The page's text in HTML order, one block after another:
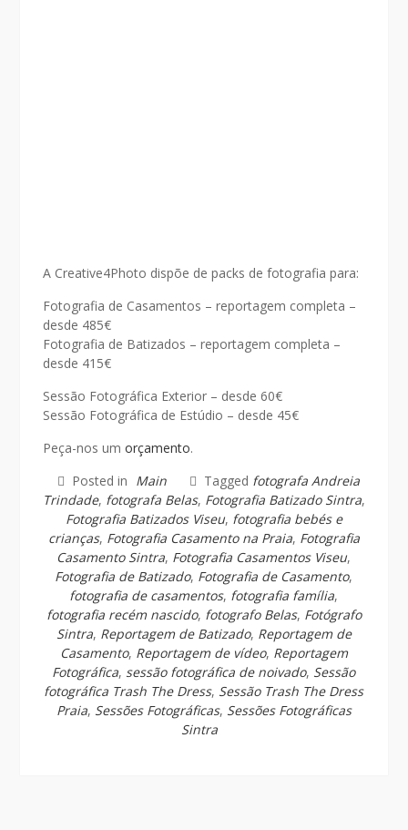
A Creative4Photo dispõe de packs de fotografia para:
Fotografia de Casamentos – reportagem completa –
desde 485€
Fotografia de Batizados – reportagem completa –
desde 415€
Sessão Fotográfica Exterior – desde 60€
Sessão Fotográfica de Estúdio – desde 45€
Peça-nos um orçamento.
Posted in Main Tagged fotografa Andreia
Trindade, fotografa Belas, Fotografia Batizado Sintra,
Fotografia Batizados Viseu, fotografia bebés e
crianças, Fotografia Casamento na Praia, Fotografia
Casamento Sintra, Fotografia Casamentos Viseu,
Fotografia de Batizado, Fotografia de Casamento,
fotografia de casamentos, fotografia família,
fotografia recém nascido, fotografo Belas, Fotógrafo
Sintra, Reportagem de Batizado, Reportagem de
Casamento, Reportagem de vídeo, Reportagem
Fotográfica, sessão fotográfica de noivado, Sessão
fotográfica Trash The Dress, Sessão Trash The Dress
Praia, Sessões Fotográficas, Sessões Fotográficas
Sintra